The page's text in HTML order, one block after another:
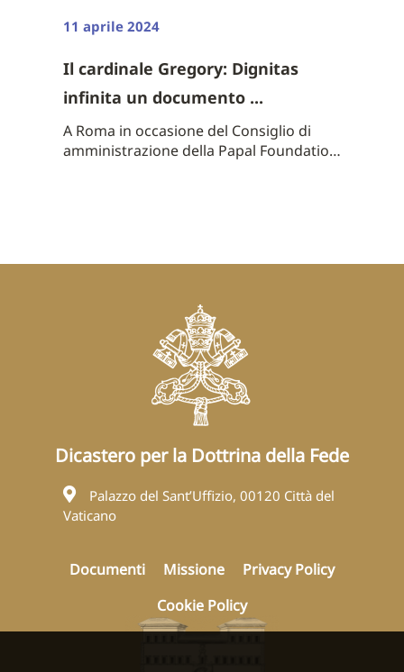
11 aprile 2024
Il cardinale Gregory: Dignitas
infinita un documento ...
A Roma in occasione del Consiglio di
amministrazione della Papal Foundation,
Dicastero per la Dottrina della Fede
Palazzo del Sant’Uffizio, 00120 Città del
Vaticano
Documenti Missione
Privacy Policy
Cookie Policy